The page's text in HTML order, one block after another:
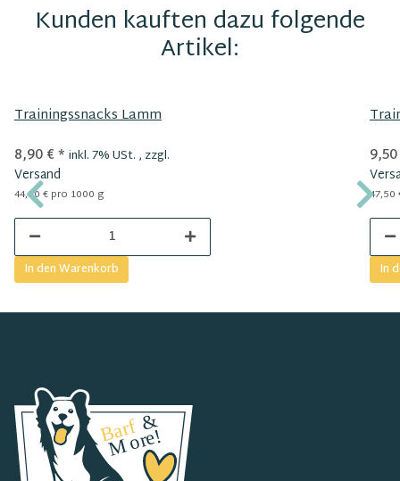
Kunden kauften dazu folgende
Artikel:
Trainingssnacks Lamm
8,90 €* inkl. 7% USt. , zzgl.
Versand
44,50 € pro 1000 g
In den Warenkorb
47,50
In